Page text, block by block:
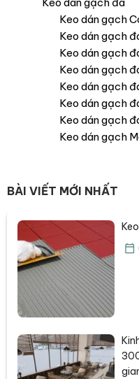
Keo dán gạch
Keo dán gạch
Keo dán gạch
Keo dán gạch
Keo dán gạch
Keo dán gạch
Keo dán gạch
Keo dán gạch
BÀI VIẾT MỚI NHẤT